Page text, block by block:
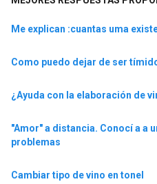
Me explican :cuantas uma
Como puedo dejar de ser
¿Ayuda con la elaboración de
"Amor" a distancia. Conocí a a
problemas
Cambiar tipo de vino en tonel